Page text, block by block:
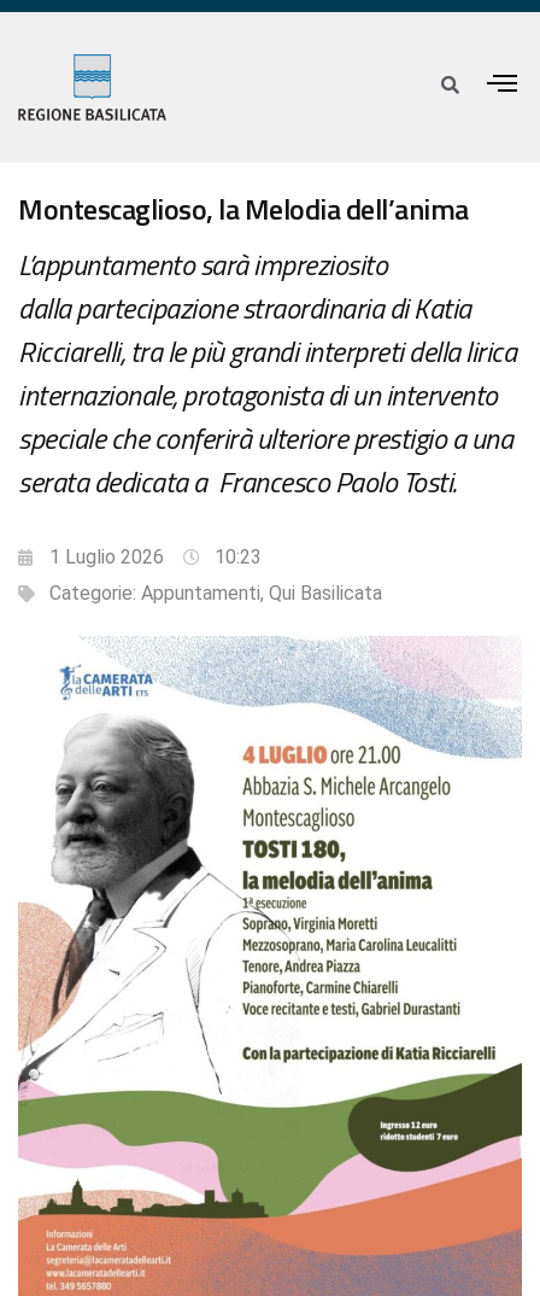
Montescaglioso, la Melodia dell’anima
L’appuntamento sarà impreziosito
dalla partecipazione straordinaria di Katia
Ricciarelli, tra le più grandi interpreti della lirica
internazionale, protagonista di un intervento
speciale che conferirà ulteriore prestigio a una
serata dedicata a Francesco Paolo Tosti.
1 Luglio 2026
10:23
Categorie: Appuntamenti, Qui Basilicata